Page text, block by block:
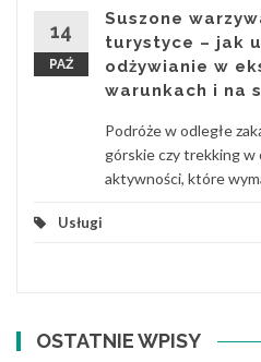
14
PAŹ
Suszone
turystyce – jak
odżywianie w
warunkach i na
Podróże w odległe
górskie czy trekking w
aktywności, które
Usługi
OSTATNIE WPISY